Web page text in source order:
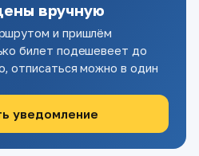
вручную
и пришлём
билет подешевеет до
отписаться можно в один
уведомление